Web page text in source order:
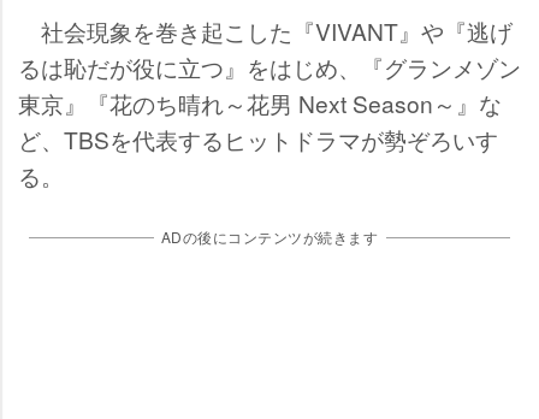
社会現象を巻き起こした『VIVANT』や『逃げ
るは恥だが役に立つ』をはじめ、『グランメゾン
東京』『花のち晴れ～花男 Next Season～』な
ど、TBSを代表するヒットドラマが勢ぞろいす
る。
ADの後にコンテンツが続きます